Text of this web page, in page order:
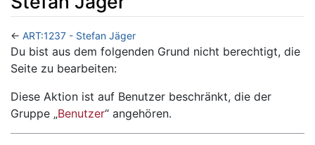
← ART:1237 - Stefan Jäger
Wechseln zu:Navigation,Suche
Du bist aus dem folgenden Grund nicht berechtigt, die
Seite zu bearbeiten:
Diese Aktion ist auf Benutzer beschränkt, die der
Gruppe „Benutzer“ angehören.